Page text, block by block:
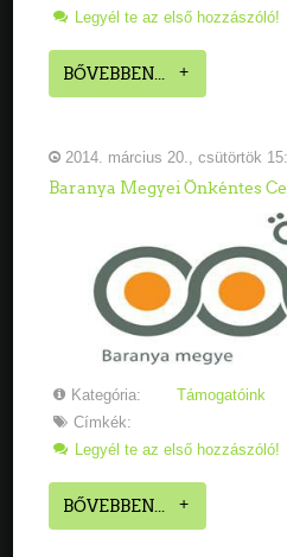
Legyél te az első hozzászóló!
BŐVEBBEN...
2014. március 20., csütörtök
Baranya Megyei Önkéntes
Kategória:
Támogatóink
Címkék:
Legyél te az első hozzászóló!
BŐVEBBEN...